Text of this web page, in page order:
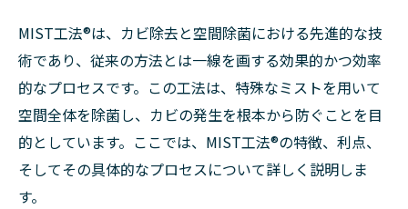
MIST工法®は、カビ除去と空間除菌における先進的な技
術であり、従来の方法とは一線を画する効果的かつ効率
的なプロセスです。この工法は、特殊なミストを用いて
空間全体を除菌し、カビの発生を根本から防ぐことを目
的としています。ここでは、MIST工法®の特徴、利点、
そしてその具体的なプロセスについて詳しく説明しま
す。